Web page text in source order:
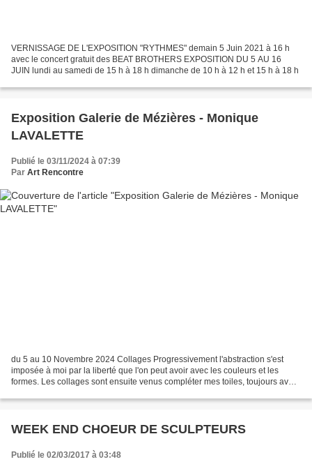
VERNISSAGE DE L'EXPOSITION "RYTHMES" demain 5 Juin 2021 à 16 h
avec le concert gratuit des BEAT BROTHERS EXPOSITION DU 5 AU 16
JUIN lundi au samedi de 15 h à 18 h dimanche de 10 h à 12 h et 15 h à 18 h
Exposition Galerie de Mézières - Monique
LAVALETTE
Publié le 03/11/2024 à 07:39
Par Art Rencontre
du 5 au 10 Novembre 2024 Collages Progressivement l'abstraction s'est
imposée à moi par la liberté que l'on peut avoir avec les couleurs et les
formes. Les collages sont ensuite venus compléter mes toiles, toujours avec
WEEK END CHOEUR DE SCULPTEURS
Publié le 02/03/2017 à 03:48